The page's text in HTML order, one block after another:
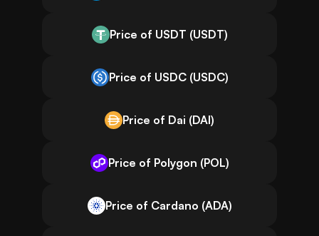
Price of USDT (USDT)
Price of USDC (USDC)
Price of Dai (DAI)
Price of Polygon (POL)
Price of Cardano (ADA)